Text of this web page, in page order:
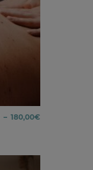
– 180,00€
160,00€